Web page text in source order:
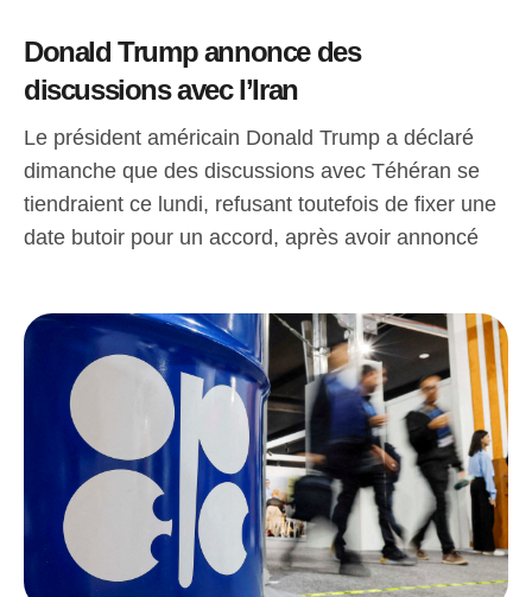
Donald Trump annonce des
discussions avec l’Iran
Le président américain Donald Trump a déclaré
dimanche que des discussions avec Téhéran se
tiendraient ce lundi, refusant toutefois de fixer une
date butoir pour un accord, après avoir annoncé